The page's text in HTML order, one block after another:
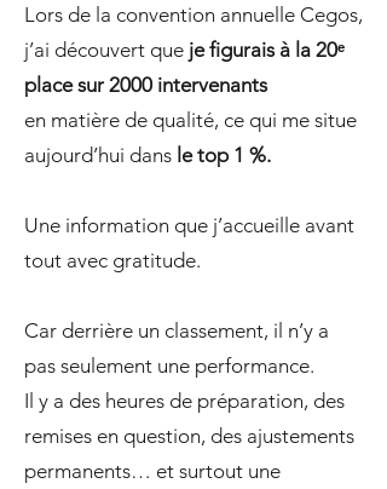
Lors de la convention annuelle Cegos,
j’ai découvert que je figurais à la 20ᵉ
place sur 2000 intervenants
en matière de qualité, ce qui me situe
aujourd’hui dans le top 1 %.
Une information que j’accueille avant
tout avec gratitude.
Car derrière un classement, il n’y a
pas seulement une performance.
Il y a des heures de préparation, des
remises en question, des ajustements
permanents… et surtout une